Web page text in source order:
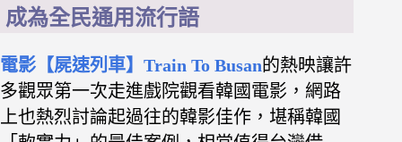
成為全民通用流行語
電影【屍速列車】 Train To Busan的熱映讓許
多觀眾第一次走進戲院觀看韓國電影，網路
上也熱烈討論起過往的韓影佳作，堪稱韓國